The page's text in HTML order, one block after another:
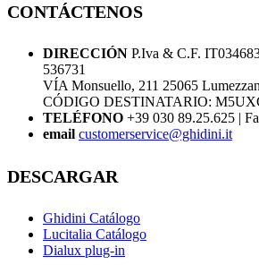
CONTÁCTENOS
DIRECCIÓN P.Iva & C.F.
536731
VÍA Monsuello, 211 25065
CÓDIGO DESTINATARIO:
TELÉFONO +39 030 89.25.625 |
email customerservice@ghidini.it
DESCARGAR
Ghidini Catálogo
Lucitalia Catálogo
Dialux plug-in